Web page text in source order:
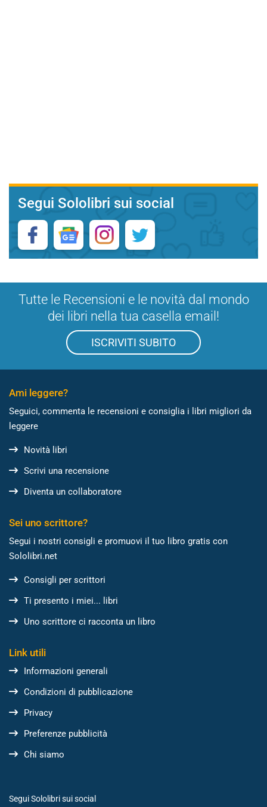
Segui Sololibri sui social
Tutte le Recensioni e le novità dal mondo
dei libri nella tua casella email!
ISCRIVITI SUBITO
Ami leggere?
Seguici, commenta le recensioni e consiglia i libri migliori da
leggere
Novità libri
Scrivi una recensione
Diventa un collaboratore
Sei uno scrittore?
Segui i nostri consigli e promuovi il tuo libro gratis con
Sololibri.net
Consigli per scrittori
Ti presento i miei... libri
Uno scrittore ci racconta un libro
Link utili
Informazioni generali
Condizioni di pubblicazione
Privacy
Preferenze pubblicità
Chi siamo
Segui Sololibri sui social